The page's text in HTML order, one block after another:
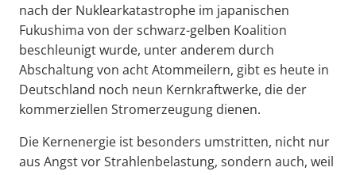
nach der Nuklearkatastrophe im japanischen
Fukushima von der schwarz-gelben Koalition
beschleunigt wurde, unter anderem durch
Abschaltung von acht Atommeilern, gibt es heute in
Deutschland noch neun Kernkraftwerke, die der
kommerziellen Stromerzeugung dienen.
Die Kernenergie ist besonders umstritten, nicht nur
aus Angst vor Strahlenbelastung, sondern auch, weil